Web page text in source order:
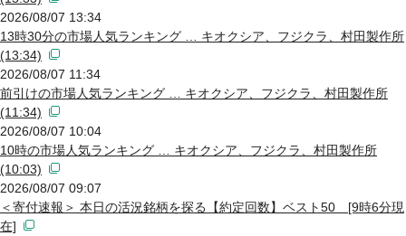
2026/08/07 13:34
13時30分の市場人気ランキング … キオクシア、フジクラ、村田製作所
(13:34)
2026/08/07 11:34
前引けの市場人気ランキング … キオクシア、フジクラ、村田製作所
(11:34)
2026/08/07 10:04
10時の市場人気ランキング … キオクシア、フジクラ、村田製作所
(10:03)
2026/08/07 09:07
＜寄付速報＞ 本日の活況銘柄を探る【約定回数】ベスト50 [9時6分現
在]